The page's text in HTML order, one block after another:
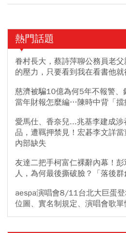
熱門話題
眷村長大，蔡詩萍聊公務員老
的壓力，只要看到我在看書他
慈濟被騙10億為何5年不報警、
當年財報怎麼編…陳時中背「
愛馬仕、香奈兒...兆基李建成
品，遭羈押禁見！宏碁李文詳
內部缺失
友達二把手柯富仁裸辭內幕！
人，為何最後撕破臉？「落後
aespa演唱會8/11台北大巨蛋
位圖、實名制規定、演唱會歌